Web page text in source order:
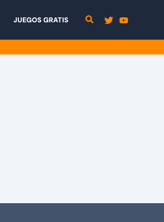
JUEGOS GRATIS